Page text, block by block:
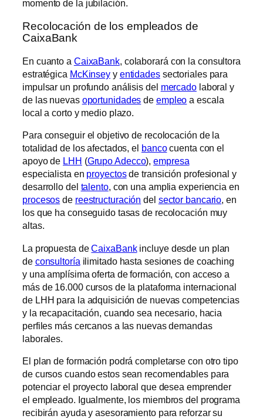
momento de la jubilación.
Recolocación de los empleados de
CaixaBank
En cuanto a CaixaBank, colaborará con la consultora
estratégica McKinsey y entidadessectoriales para
impulsar un profundo análisis del mercadolaboral y
de las nuevas oportunidades de empleo a escala
local a corto y medio plazo.
Para conseguir el objetivo de recolocación de la
totalidad de los afectados, el bancocuenta con el
apoyo de LHH (Grupo Adecco),empresa
especialista en proyectosde transición profesional y
desarrollo del talento, con una amplia experiencia en
procesos de reestructuración del sector bancario, en
los que ha conseguido tasas de recolocación muy
altas.
La propuesta deCaixaBankincluye desde un plan
de consultoría ilimitado hasta sesiones de coaching
y una amplísima oferta de formación, con acceso a
más de 16.000 cursos de la plataforma internacional
de LHH para la adquisición de nuevas competencias
y la recapacitación, cuando sea necesario, hacia
perfiles más cercanos a las nuevas demandas
laborales.
El plan de formación podrá completarse con otro tipo
de cursos cuando estos sean recomendables para
potenciar el proyecto laboral que desea emprender
el empleado. Igualmente, los miembros del programa
recibirán ayuda y asesoramiento para reforzar su